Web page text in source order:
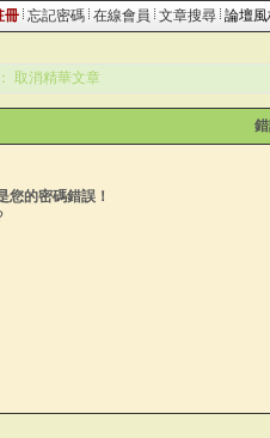
冊 忘記密碼 在線會員 文章搜尋 論壇
取消精華文章
您的密碼錯誤！